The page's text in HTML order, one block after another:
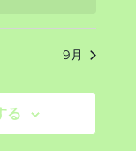
ナ
ビ
ゲ
ゲ
ー
シ
ト
ト
9月
る